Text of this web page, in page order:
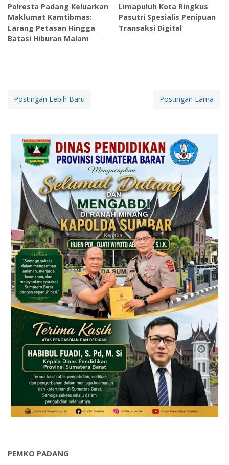
Polresta Padang Keluarkan
Maklumat Kamtibmas:
Larang Petasan Hingga
Batasi Hiburan Malam
Limapuluh Kota Ringkus
Pasutri Spesialis Penipuan
Transaksi Digital
Postingan Lebih Baru Postingan Lama
PEMKO PADANG